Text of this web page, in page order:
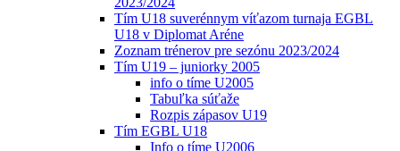
Tím U18 suverénnym víťazom turnaja EGBL
U18 v Diplomat Aréne
Zoznam trénerov pre sezónu 2023/2024
Tím U19 – juniorky 2005
info o tíme U2005
Tabuľka súťaže
Rozpis zápasov U19
Tím EGBL U18
Info o tíme U2006